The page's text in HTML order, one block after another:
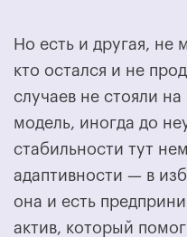
Но есть и другая, не
кто остался и не
случаев не стояли
модель, иногда до
стабильности тут
адаптивности — в
она и есть
актив, который